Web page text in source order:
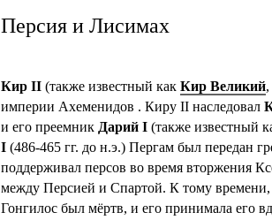
Персия и Лисимах
Кир II (также известный как Кир Великий
империи Ахеменидов . Киру II наследовал
и его преемник Дарий I (также известный
I (486-465 гг. до н.э.) Пергам был передан
поддерживал персов во время вторжения
между Персией и Спартой. К тому времени,
Гонгилос был мёртв, и его принимала его